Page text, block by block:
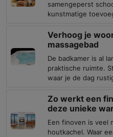
samengeperst
kunstmatige
Verhoog je
massagebad
De badkamer is al
praktische ruimte.
waar je de dag
Zo werkt een
deze unieke
Een finoven is veel
houtkachel. Waar